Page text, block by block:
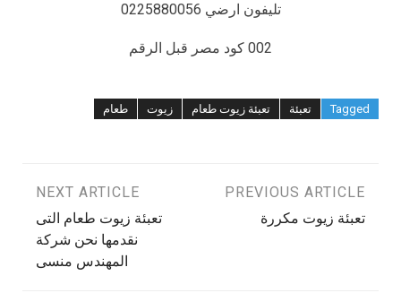
تليفون ارضي 0225880056
002 كود مصر قبل الرقم
Tagged تعبئة تعبئة زيوت طعام زيوت طعام
تصفّح
PREVIOUS ARTICLE
تعبئة زيوت مكررة
NEXT ARTICLE
تعبئة زيوت طعام التى
نقدمها نحن شركة
المهندس منسى